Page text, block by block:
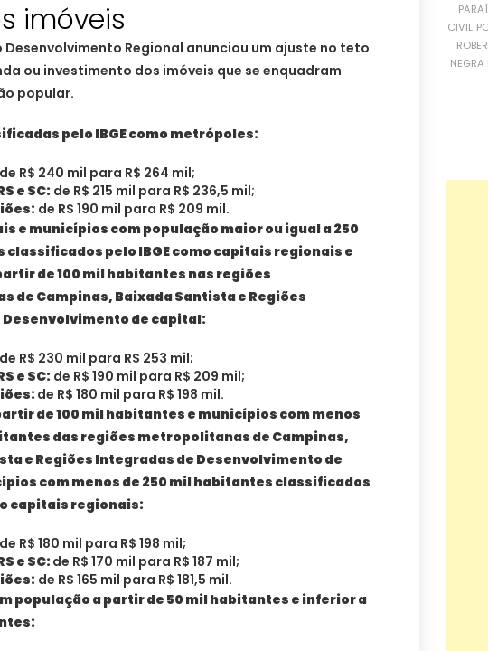
imóveis
Desenvolvimento Regional anunciou um ajuste no teto
ou investimento dos imóveis que se enquadram
popular.
pelo IBGE como metrópoles:
de R$ 240 mil para R$ 264 mil;
e SC: de R$ 215 mil para R$ 236,5 mil;
de R$ 190 mil para R$ 209 mil.
e municípios com população maior ou igual a 250
pelo IBGE como capitais regionais e
de 100 mil habitantes nas regiões
de Campinas, Baixada Santista e Regiões
de capital:
de R$ 230 mil para R$ 253 mil;
e SC: de R$ 190 mil para R$ 209 mil;
de R$ 180 mil para R$ 198 mil.
de 100 mil habitantes e municípios com menos
das regiões metropolitanas de Campinas,
e Regiões Integradas de Desenvolvimento de
com menos de 250 mil habitantes classificados
capitais regionais:
de R$ 180 mil para R$ 198 mil;
e SC: de R$ 170 mil para R$ 187 mil;
de R$ 165 mil para R$ 181,5 mil.
população a partir de 50 mil habitantes e inferior a
CIVIL
NEGRA